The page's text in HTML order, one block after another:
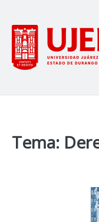
Tema: